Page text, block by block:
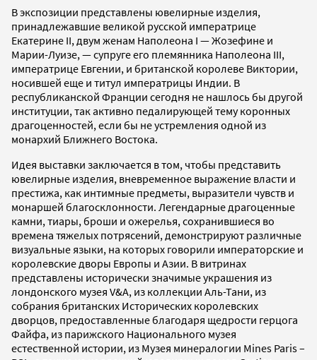
В экспозиции представлены ювелирные изделия,
принадлежавшие великой русской императрице
Екатерине II, двум женам Наполеона I — Жозефине и
Марии-Луизе, — супруге его племянника Наполеона III,
императрице Евгении, и британской королеве Виктории,
носившей еще и титул императрицы Индии. В
республиканской Франции сегодня не нашлось бы другой
институции, так активно педалирующей тему коронных
драгоценностей, если бы не устремления одной из
монархий Ближнего Востока.
Идея выставки заключается в том, чтобы представить
ювелирные изделия, вневременное выражение власти и
престижа, как интимные предметы, выразители чувств и
монаршей благосклонности. Легендарные драгоценные
камни, тиары, броши и ожерелья, сохранившиеся во
времена тяжелых потрясений, демонстрируют различные
визуальные языки, на которых говорили императорские и
королевские дворы Европы и Азии. В витринах
представлены исторически значимые украшения из
лондонского музея V&A, из коллекции Аль-Тани, из
собрания британских Исторических королевских
дворцов, предоставленные благодаря щедрости герцога
Файфа, из парижского Национального музея
естественной истории, из Музея минералогии Mines Paris –